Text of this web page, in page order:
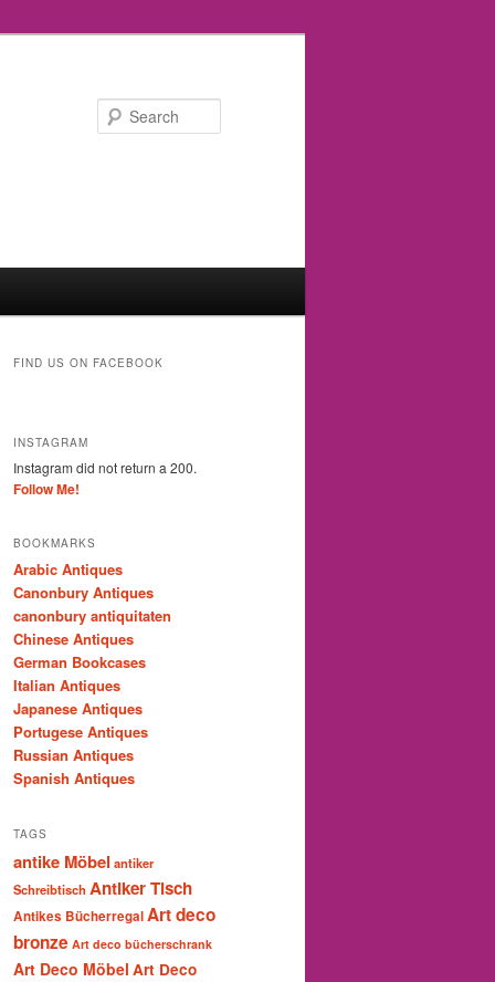
FIND US ON FACEBOOK
INSTAGRAM
Instagram did not return a 200.
Follow Me!
BOOKMARKS
Arabic Antiques
Canonbury Antiques
canonbury antiquitaten
Chinese Antiques
German Bookcases
Italian Antiques
Japanese Antiques
Portugese Antiques
Russian Antiques
Spanish Antiques
TAGS
antike Möbel antiker
Schreibtisch Antiker Tisch
Antikes BücherregalArt deco
bronze Art deco bücherschrank
Art Deco Möbel Art Deco